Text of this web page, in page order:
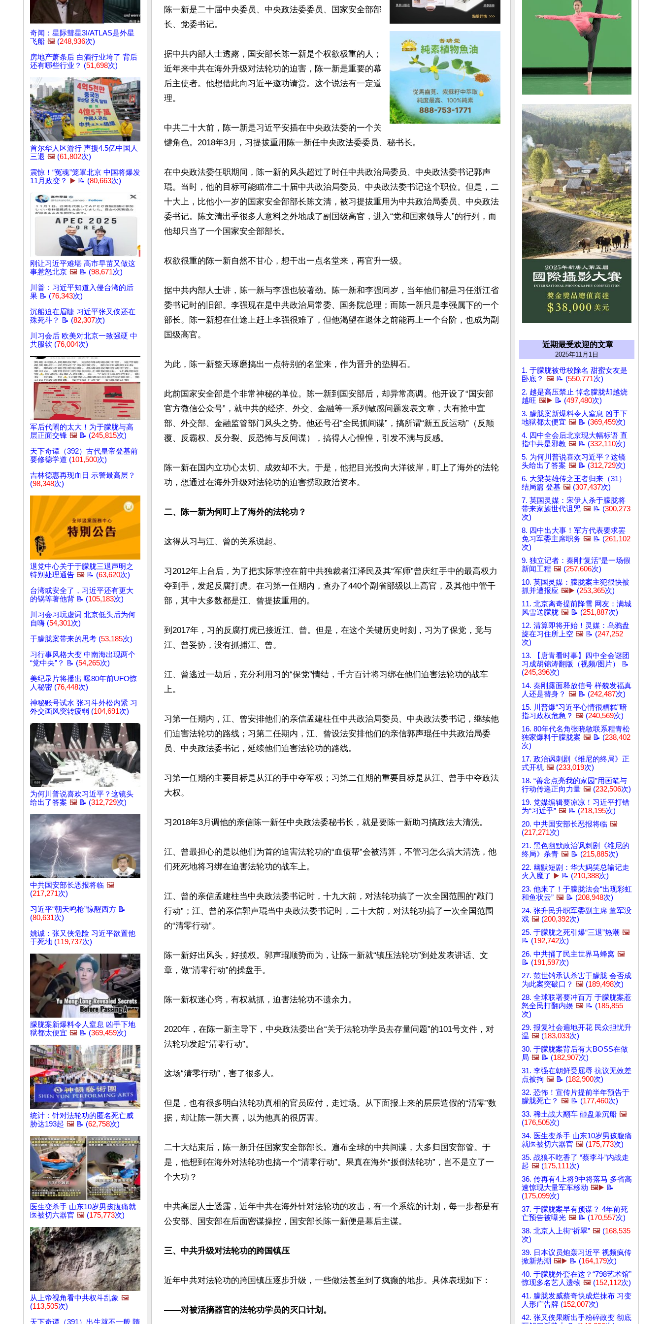
奇闻：星际彗星3I/ATLAS是外星
飞船 🖼️ (248,936次)
房地产萧条后 白酒行业垮了 背后
还有哪些行业？ (51,698次)
首尔华人区游行 声援4.5亿中国人
三退 🖼️ (61,802次)
震惊！“冤魂”笼罩北京 中国将爆发
11月政变？
▶️ 📝 (80,663次)
刚让习近平难堪 高市早苗又做这
事惹怒北京 🖼️ 📝 (98,671次)
川普：习近平知道入侵台湾的后
果 📝 (76,343次)
沉船迫在眉睫 习近平张又侠还在
殊死斗？ 📝 (82,307次)
川习会后 欧美对北京一致强硬 中
共服软 (76,004次)
军后代閙的太大！为于朦胧与高
层正面交锋 🖼️ 📝 (245,815次)
天下奇谭（392）古代皇帝登基前
要修德学道 (101,500次)
吉林德惠再现血日 示警最高层？
(98,348次)
退党中心关于于朦胧三退声明之
特别处理通告 🖼️ 📝 (63,620次)
台湾或安全了，习近平还有更大
的锅等著他背 📝 (105,183次)
川习会习玩虚词 北京低头后为何
自嗨 (54,301次)
于朦胧案带来的思考 (53,185次)
习行事风格大变 中南海出现两个
“党中央”？ 📝 (54,265次)
美纪录片将播出 曝80年前UFO惊
人秘密 (76,448次)
神秘账号试水 张习斗外松内紧 习
外交画风突转疲弱 (104,691次)
为何川普说喜欢习近平？这镜头
给出了答案 🖼️ 📝 (312,729次)
中共国安部长恶报将临 🖼️
(217,271次)
习近平“朝天鸣枪”惊醒西方 📝
(80,631次)
姚诚：张又侠危险 习近平欲置他
于死地 (119,737次)
朦胧案新爆料令人窒息 凶手下地
狱都太便宜 🖼️ 📝 (369,459次)
统计：针对法轮功的匿名死亡威
胁达193起 🖼️ 📝 (62,758次)
医生变杀手 山东10岁男孩腹痛就
医被切六器官 🖼️ (175,773次)
从上帝视角看中共权斗乱象 🖼️
(113,505次)
天下奇谭（391）出生就不一般 隋
陈一新是二十届中央委员、中央政法委委员、国家安全部部
长、党委书记。
据中共内部人士透露，国安部长陈一新是个权欲极重的人；
近年来中共在海外升级对法轮功的迫害，陈一新是重要的幕
后主使者。他想借此向习近平邀功请赏。这个说法有一定道
理。
中共二十大前，陈一新是习近平安插在中央政法委的一个关
键角色。2018年3月，习提拔重用陈一新任中央政法委委员、秘书长。
在中央政法委任职期间，陈一新的风头超过了时任中共政治局委员、中央政法委书记郭声
琨。当时，他的目标可能瞄准二十届中共政治局委员、中央政法委书记这个职位。但是，二
十大上，比他小一岁的国家安全部部长陈文清，被习提拔重用为中共政治局委员、中央政法
委书记。陈文清出乎很多人意料之外地成了副国级高官，进入“党和国家领导人”的行列，而
他却只当了一个国家安全部部长。
权欲很重的陈一新自然不甘心，想干出一点名堂来，再官升一级。
据中共内部人士讲，陈一新与李强也较著劲。陈一新和李强同岁，当年他们都是习任浙江省
委书记时的旧部。李强现在是中共政治局常委、国务院总理；而陈一新只是李强属下的一个
部长。陈一新想在仕途上赶上李强很难了，但他渴望在退休之前能再上一个台阶，也成为副
国级高官。
为此，陈一新整天琢磨搞出一点特别的名堂来，作为晋升的垫脚石。
此前国家安全部是个非常神秘的单位。陈一新到国安部后，却异常高调。他开设了“国安部
官方微信公众号”，就中共的经济、外交、金融等一系列敏感问题发表文章，大有抢中宣
部、外交部、金融监管部门风头之势。他还号召“全民抓间谍”，搞所谓“新五反运动”（反颠
覆、反霸权、反分裂、反恐怖与反间谍），搞得人心惶惶，引发不满与反感。
陈一新在国内立功心太切、成效却不大。于是，他把目光投向大洋彼岸，盯上了海外的法轮
功，想通过在海外升级对法轮功的迫害捞取政治资本。
二、陈一新为何盯上了海外的法轮功？
这得从习与江、曾的关系说起。
习2012年上台后，为了把实际掌控在前中共独裁者江泽民及其“军师”曾庆红手中的最高权力
夺到手，发起反腐打虎。在习第一任期内，查办了440个副省部级以上高官，及其他中管干
部，其中大多数都是江、曾提拔重用的。
到2017年，习的反腐打虎已接近江、曾。但是，在这个关键历史时刻，习为了保党，竟与
江、曾妥协，没有抓捕江、曾。
江、曾逃过一劫后，充分利用习的“保党”情结，千方百计将习绑在他们迫害法轮功的战车
上。
习第一任期内，江、曾安排他们的亲信孟建柱任中共政治局委员、中央政法委书记，继续他
们迫害法轮功的路线；习第二任期内，江、曾设法安排他们的亲信郭声琨任中共政治局委
员、中央政法委书记，延续他们迫害法轮功的路线。
习第一任期的主要目标是从江的手中夺军权；习第二任期的重要目标是从江、曾手中夺政法
大权。
习2018年3月调他的亲信陈一新任中央政法委秘书长，就是要陈一新助习搞政法大清洗。
江、曾最担心的是以他们为首的迫害法轮功的“血债帮”会被清算，不管习怎么搞大清洗，他
们死死地将习绑在迫害法轮功的战车上。
江、曾的亲信孟建柱当中央政法委书记时，十九大前，对法轮功搞了一次全国范围的“敲门
行动”；江、曾的亲信郭声琨当中央政法委书记时，二十大前，对法轮功搞了一次全国范围
的“清零行动”。
陈一新好出风头，好揽权。郭声琨顺势而为，让陈一新就“镇压法轮功”到处发表讲话、文
章，做“清零行动”的操盘手。
陈一新权迷心窍，有权就抓，迫害法轮功不遗余力。
2020年，在陈一新主导下，中央政法委出台“关于法轮功学员去存量问题”的101号文件，对
法轮功发起“清零行动”。
这场“清零行动”，害了很多人。
但是，也有很多明白法轮功真相的官员应付，走过场。从下面报上来的层层造假的“清零”数
据，却让陈一新大喜，以为他真的很厉害。
二十大结束后，陈一新升任国家安全部部长。遍布全球的中共间谍，大多归国安部管。于
是，他想到在海外对法轮功也搞一个“清零行动”。果真在海外“扳倒法轮功”，岂不是立了一
个大功？
中共高层人士透露，近年中共在海外针对法轮功的攻击，有一个系统的计划，每一步都是有
公安部、国安部在后面密谋操控，国安部长陈一新便是幕后主谋。
三、中共升级对法轮功的跨国镇压
近年中共对法轮功的跨国镇压逐步升级，一些做法甚至到了疯癫的地步。具体表现如下：
——对被活摘器官的法轮功学员的灭口计划。
近期最受欢迎的文章
2025年11月1日
1. 于朦胧被母校除名 甜蜜女友是
卧底？ 🖼️ 📝 (550,771次)
2. 越是高压禁止 悼念朦胧却越烧
越旺 🖼️▶️ 📝 (497,480次)
3. 朦胧案新爆料令人窒息 凶手下
地狱都太便宜 🖼️ 📝 (369,459次)
4. 四中全会后北京现大幅标语 直
指中共是邪教 🖼️ 📝 (332,110次)
5. 为何川普说喜欢习近平？这镜
头给出了答案 🖼️ 📝 (312,729次)
6. 大梁英雄传之王者归来（31）
结局篇 登基 🖼️ (307,437次)
7. 英国灵媒：宋伊人杀于朦胧将
带来家族世代诅咒 🖼️ 📝 (300,273
次)
8. 四中出大事！军方代表要求罢
免习军委主席职务 🖼️ 📝 (261,102
次)
9. 独立记者：秦刚“复活”是一场假
新闻工程 🖼️ (257,606次)
10. 英国灵媒：朦胧案主犯很快被
抓并遭报应 🖼️▶️ (253,365次)
11. 北京离奇提前降雪 网友：满城
风雪送朦胧 🖼️ 📝 (251,887次)
12. 清算即将开始！灵媒：乌鸦盘
旋在习住所上空 🖼️ 📝 (247,252
次)
13. 【唐青看时事】四中全会谜团
习成胡锦涛翻版（视频/图片） 📝
(245,396次)
14. 秦刚露面释放信号 样貌发福真
人还是替身？ 🖼️ 📝 (242,487次)
15. 川普爆“习近平心情很糟糕”暗
指习政权危急？ 🖼️ (240,569次)
16. 80年代名角张晓敏联系程青松
独家爆料于朦胧案 🖼️ 📝 (238,402
次)
17. 政治讽刺剧《维尼的终局》正
式开机 🖼️ (233,019次)
18. “善念点亮我的家园”用画笔与
行动传递正向力量 🖼️ (232,506次)
19. 党媒编辑要凉凉！习近平打错
为“习近乎” 🖼️ 📝 (218,195次)
20. 中共国安部长恶报将临 🖼️
(217,271次)
21. 黑色幽默政治讽刺剧《维尼的
终局》杀青 🖼️ 📝 (215,885次)
22. 幽默短剧：华大妈笑总输记走
火入魔了 ▶️ 📝 (210,388次)
23. 他来了！于朦胧法会“出现彩虹
和鱼状云” 🖼️ 📝 (208,948次)
24. 张升民升职军委副主席 董军没
戏 🖼️ (200,392次)
25. 于朦胧之死引爆“三退”热潮 🖼️
📝 (192,742次)
26. 中共捅了民主世界马蜂窝 🖼️
📝 (191,597次)
27. 范世锜承认杀害于朦胧 会否成
为此案突破口？ 🖼️ (189,498次)
28. 全球联署要冲百万 于朦胧案惹
怒全民打翻内娱 🖼️ 📝 (185,855
次)
29. 报复社会遍地开花 民众担忧升
温 🖼️ (183,033次)
30. 于朦胧案背后有大BOSS在做
局 🖼️ 📝 (182,907次)
31. 李强在朝鲜受屈辱 抗议无效差
点被拘 🖼️ 📝 (182,900次)
32. 恐怖！宣传片提前半年预告于
朦胧死亡？ 🖼️ 📝 (177,460次)
33. 稀土战大翻车 砸盘兼沉船 🖼️
(176,505次)
34. 医生变杀手 山东10岁男孩腹痛
就医被切六器官 🖼️ (175,773次)
35. 战狼不吃香了 “蔡李斗”内战走
起 🖼️ (175,111次)
36. 传再有4上将9中将落马 多省高
速惊现大量军车移动 🖼️▶️ 📝
(175,099次)
37. 于朦胧案早有预谋？ 4年前死
亡预告被曝光 🖼️ 📝 (170,557次)
38. 北京人上街“祈翠” 🖼️ (168,535
次)
39. 日本议员炮轰习近平 视频疯传
掀新热潮 🖼️▶️ 📝 (164,179次)
40. 于朦胧外套在这？“798艺术馆”
惊现多名艺人遗物 🖼️ (152,112次)
41. 朦胧发威蔡奇快成烂抹布 习变
人形广告牌 (152,007次)
42. 张又侠果断出手粉碎政变 彻底